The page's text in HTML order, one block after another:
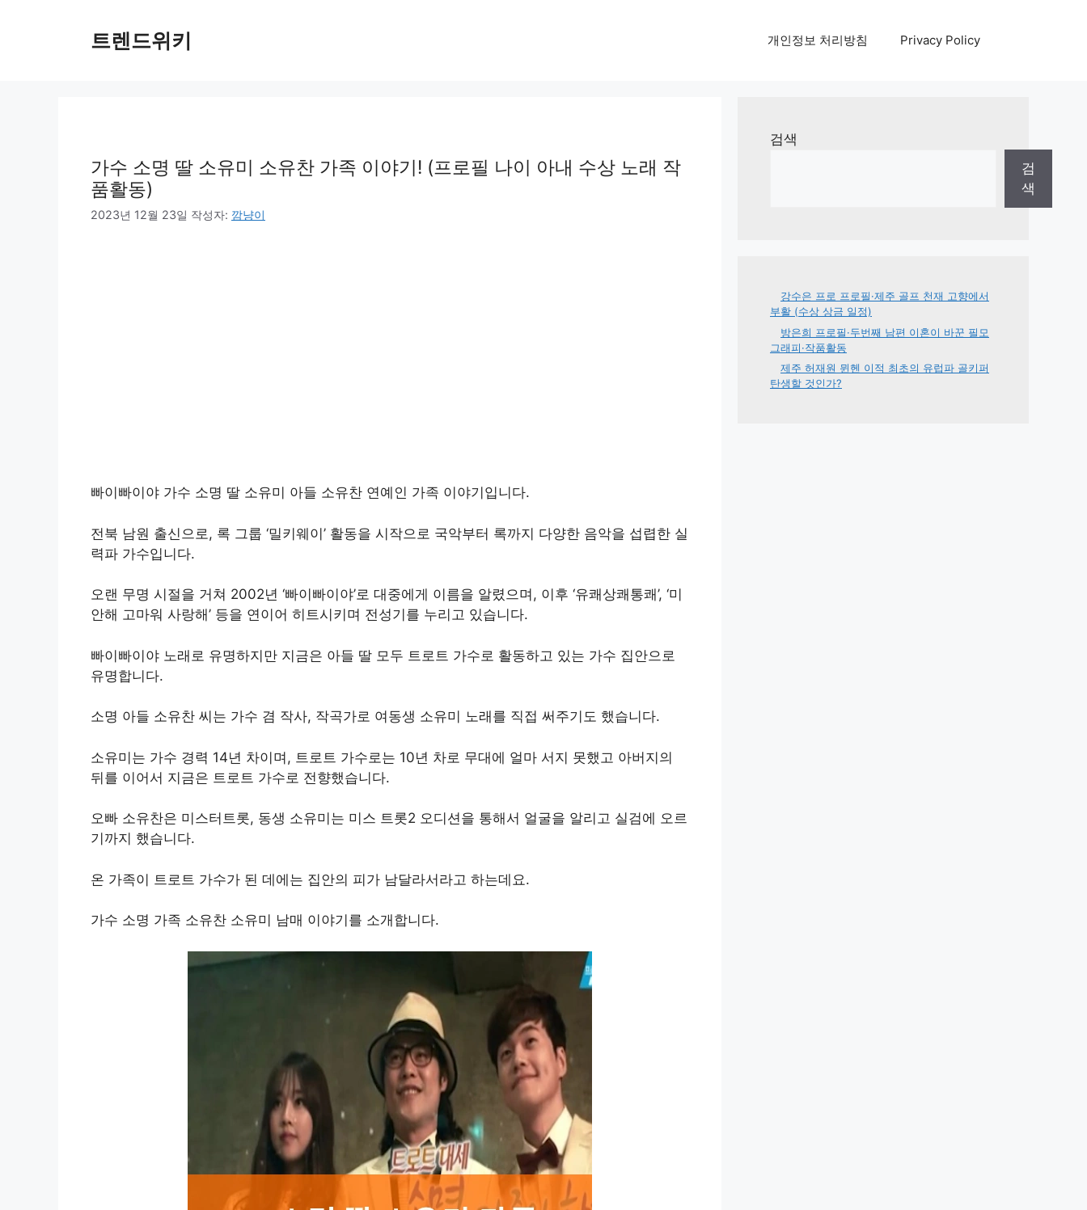
트렌드위키 개인정보 처리방침 Privacy Policy
가수 소명 딸 소유미 소유찬 가족 이야기! (프로필 나이 아내 수상 노래 작
품활동)
2023년 12월 23일 작성자: 깜냥이
빠이빠이야 가수 소명 딸 소유미 아들 소유찬 연예인 가족 이야기입니다.
전북 남원 출신으로, 록 그룹 ‘밀키웨이’ 활동을 시작으로 국악부터 록까지 다양한 음악을 섭렵한 실
력파 가수입니다.
오랜 무명 시절을 거쳐 2002년 ‘빠이빠이야’로 대중에게 이름을 알렸으며, 이후 ‘유쾌상쾌통쾌’, ‘미
안해 고마워 사랑해’ 등을 연이어 히트시키며 전성기를 누리고 있습니다.
빠이빠이야 노래로 유명하지만 지금은 아들 딸 모두 트로트 가수로 활동하고 있는 가수 집안으로
유명합니다.
소명 아들 소유찬 씨는 가수 겸 작사, 작곡가로 여동생 소유미 노래를 직접 써주기도 했습니다.
소유미는 가수 경력 14년 차이며, 트로트 가수로는 10년 차로 무대에 얼마 서지 못했고 아버지의
뒤를 이어서 지금은 트로트 가수로 전향했습니다.
오빠 소유찬은 미스터트롯, 동생 소유미는 미스 트롯2 오디션을 통해서 얼굴을 알리고 실검에 오르
기까지 했습니다.
온 가족이 트로트 가수가 된 데에는 집안의 피가 남달라서라고 하는데요.
가수 소명 가족 소유찬 소유미 남매 이야기를 소개합니다.
검색
검
색
강수은 프로 프로필·제주 골프 천재 고향에서
부활 (수상 상금 일정)
방은희 프로필·두번째 남편 이혼이 바꾼 필모
그래피·작품활동
제주 허재원 뮌헨 이적 최초의 유럽파 골키퍼
탄생할 것인가?